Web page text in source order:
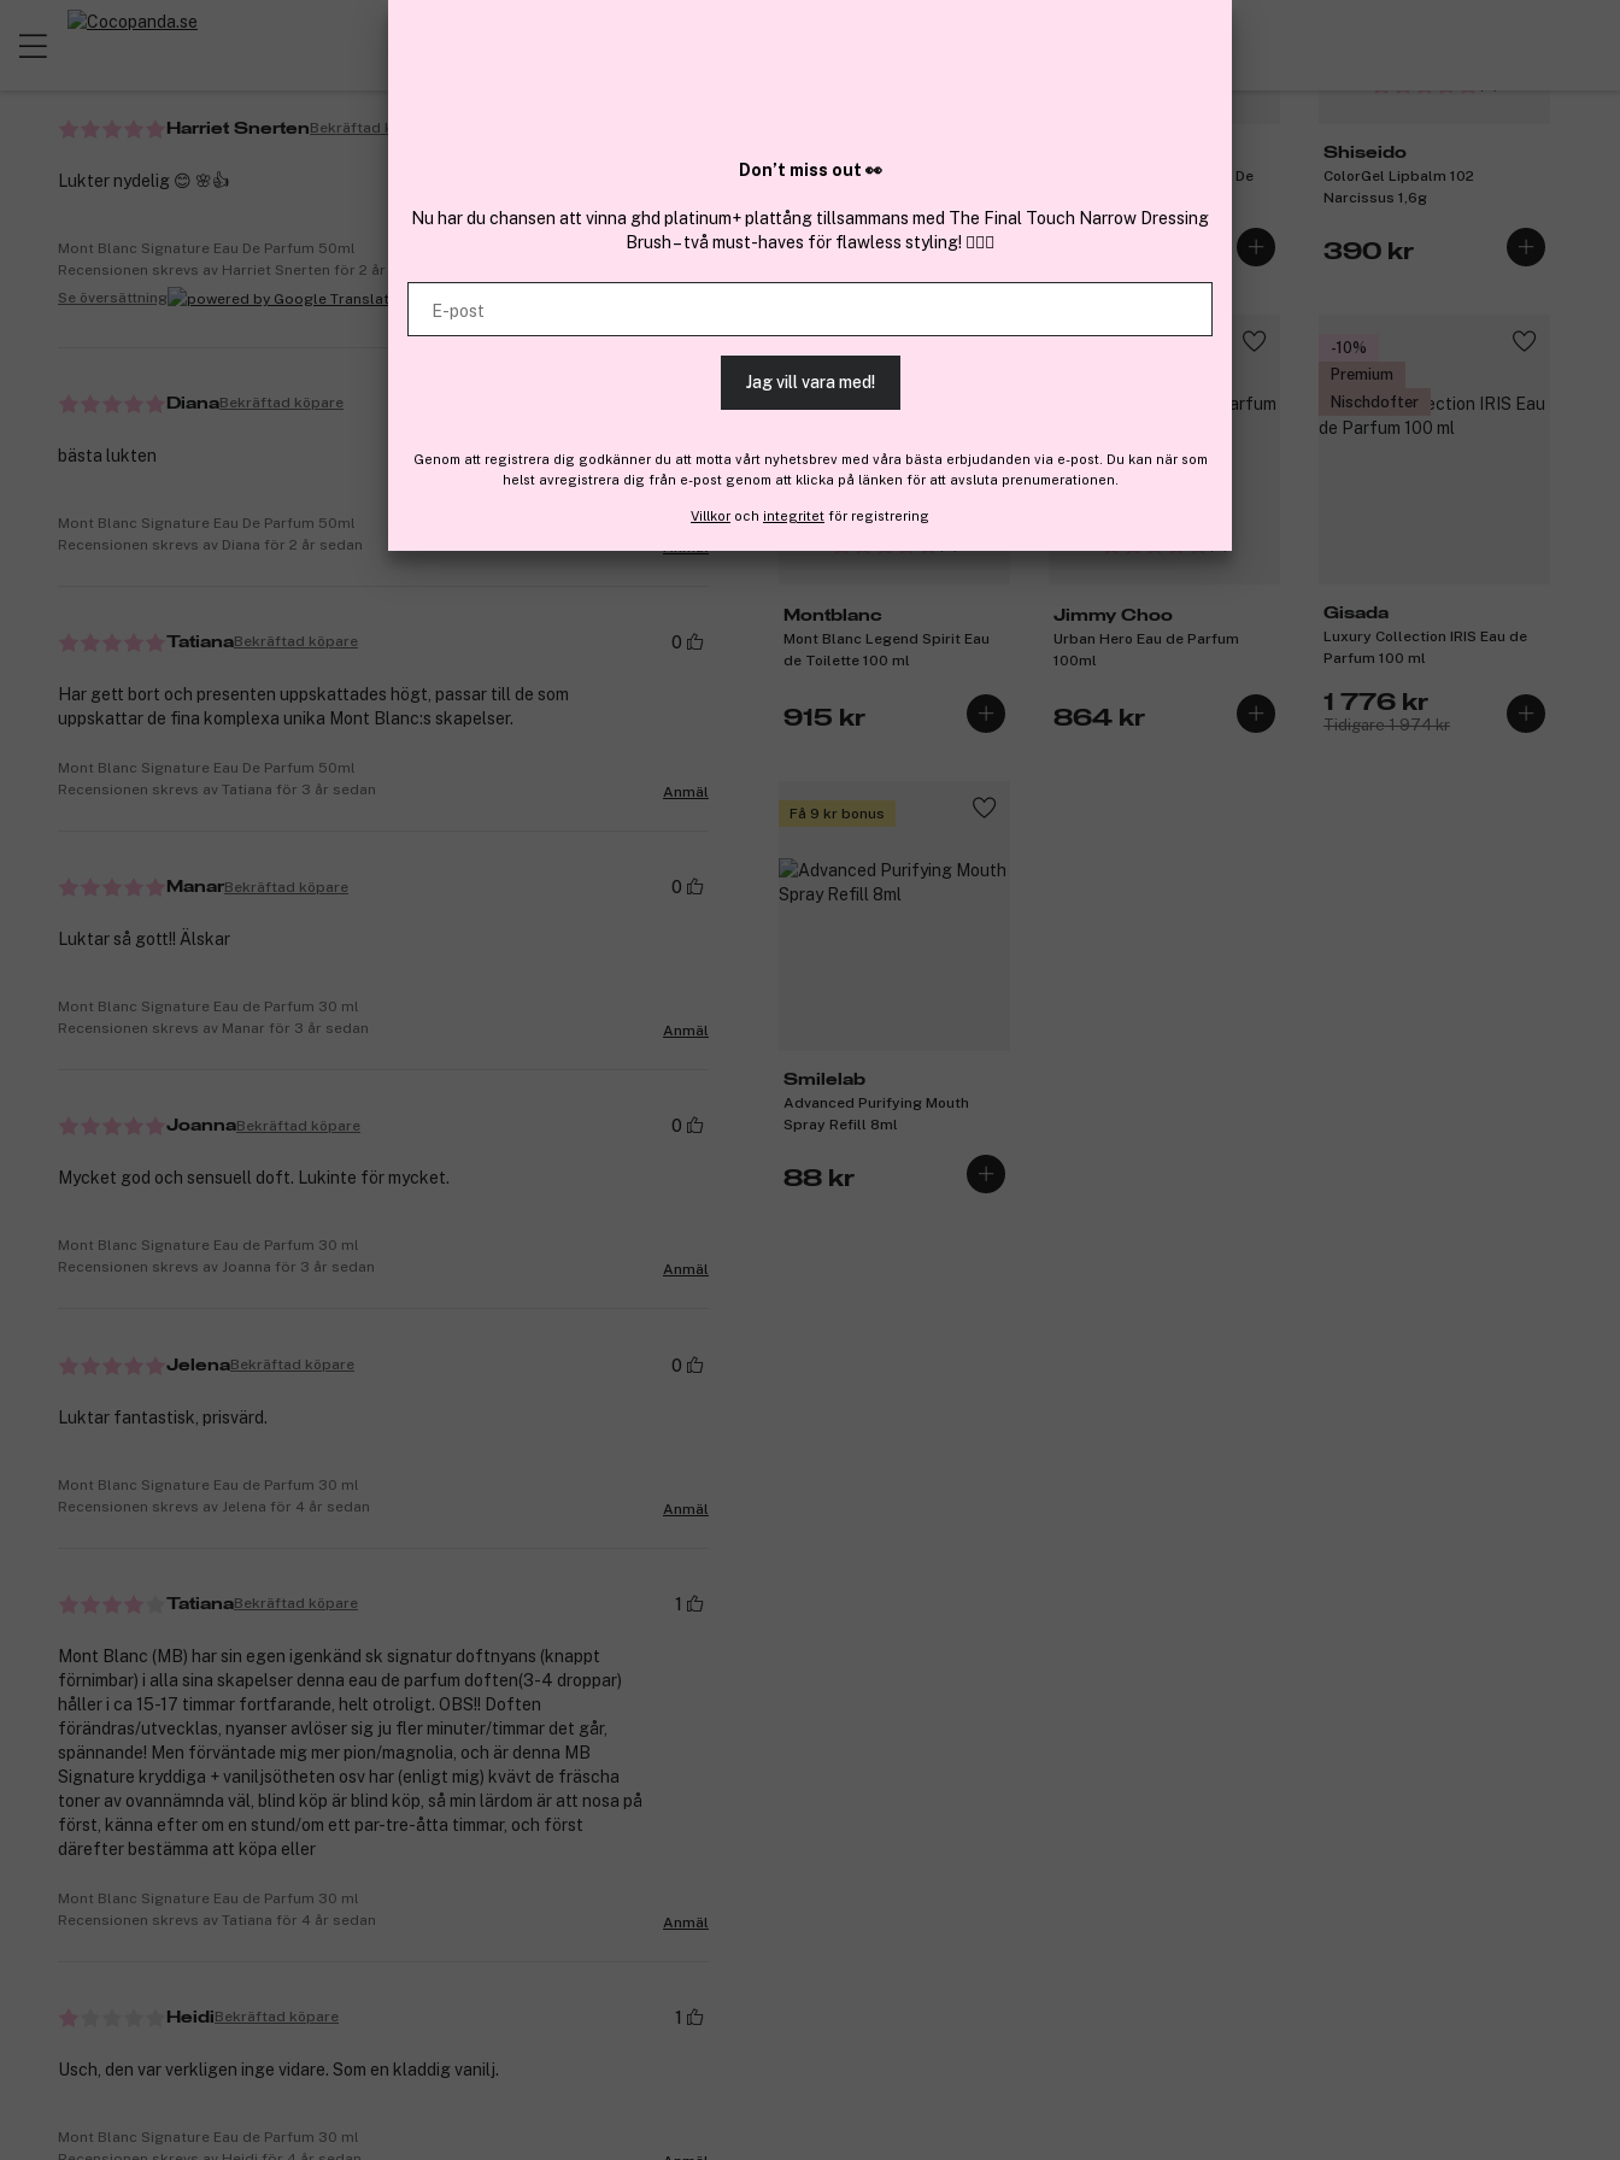
Mont Blanc Legend Spirit Eau
579 kr
K by Dolce&Gabbana Eau De
Shiseido
ColorGel Lipbalm 102
Narcissus 1,6g
390 kr
Få 92 kr bonus
Montblanc
Mont Blanc Legend Spirit Eau
de Toilette 100 ml
915 kr
Jimmy Choo
Urban Hero Eau de Parfum
100ml
864 kr
-10%
Premium
Nischdofter
Gisada
Luxury Collection IRIS Eau de
Parfum 100 ml
1 776 kr
Tidigare 1 974 kr
Få 9 kr bonus
Smilelab
Advanced Purifying Mouth
Spray Refill 8ml
88 kr
Se översättning
Harriet SnertenBekräftad köpare
Lukter nydelig 😊 🌸👍
Mont Blanc Signature Eau De Parfum 50ml
Recensionen skrevs av Harriet Snerten för 2 år sedan | cocopanda.no
Se översättning
DianaBekräftad köpare
bästa lukten
Mont Blanc Signature Eau De Parfum 50ml
Recensionen skrevs av Diana för 2 år sedan
TatianaBekräftad köpare 0
Har gett bort och presenten uppskattades högt, passar till de som
uppskattar de fina komplexa unika Mont Blanc:s skapelser.
Mont Blanc Signature Eau De Parfum 50ml
Recensionen skrevs av Tatiana för 3 år sedan
Anmäl
ManarBekräftad köpare 0
Luktar så gott!! Älskar
Mont Blanc Signature Eau de Parfum 30 ml
Recensionen skrevs av Manar för 3 år sedan
Anmäl
JoannaBekräftad köpare 0
Mycket god och sensuell doft. Lukinte för mycket.
Mont Blanc Signature Eau de Parfum 30 ml
Recensionen skrevs av Joanna för 3 år sedan
Anmäl
JelenaBekräftad köpare 0
Luktar fantastisk, prisvärd.
Mont Blanc Signature Eau de Parfum 30 ml
Recensionen skrevs av Jelena för 4 år sedan
Anmäl
TatianaBekräftad köpare 1
Mont Blanc (MB) har sin egen igenkänd sk signatur doftnyans (knappt
förnimbar) i alla sina skapelser denna eau de parfum doften(3-4 droppar)
håller i ca 15-17 timmar fortfarande, helt otroligt. OBS!! Doften
förändras/utvecklas, nyanser avlöser sig ju fler minuter/timmar det går,
spännande! Men förväntade mig mer pion/magnolia, och är denna MB
Signature kryddiga + vaniljsötheten osv har (enligt mig) kvävt de fräscha
toner av ovannämnda väl, blind köp är blind köp, så min lärdom är att nosa på
först, känna efter om en stund/om ett par-tre-åtta timmar, och först
därefter bestämma att köpa eller
Mont Blanc Signature Eau de Parfum 30 ml
Recensionen skrevs av Tatiana för 4 år sedan
Anmäl
HeidiBekräftad köpare 1
Usch, den var verkligen inge vidare. Som en kladdig vanilj.
Mont Blanc Signature Eau de Parfum 30 ml
Don’t miss out 👀
Nu har du chansen att vinna ghd platinum+ plattång tillsammans med The Final Touch Narrow Dressing
Brush – två must-haves för flawless styling! 💇‍♀️✨
E-post
Jag vill vara med!
Genom att registrera dig godkänner du att motta vårt nyhetsbrev med våra bästa erbjudanden via e-post. Du kan när som
helst avregistrera dig från e-post genom att klicka på länken för att avsluta prenumerationen.
Villkor och integritet för registrering